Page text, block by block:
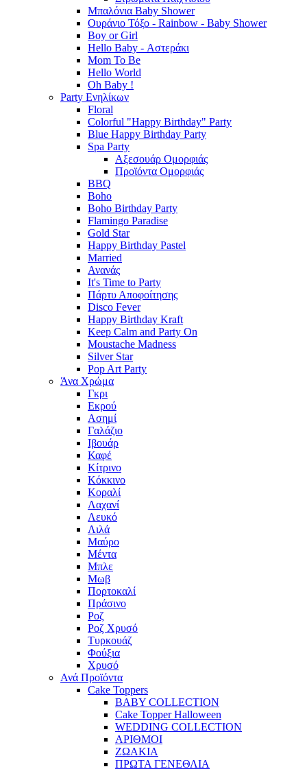
Μπαλόνια Baby Shower
Ουράνιο Τόξο - Rainbow - Baby Shower
Boy or Girl
Hello Baby - Αστεράκι
Mom To Be
Hello World
Oh Baby !
Party Ενηλίκων
Floral
Colorful "Happy Birthday" Party
Blue Happy Birthday Party
Spa Party
Αξεσουάρ Ομορφιάς
Προϊόντα Ομορφιάς
BBQ
Boho
Boho Birthday Party
Flamingo Paradise
Gold Star
Happy Birthday Pastel
Married
Ανανάς
It's Time to Party
Πάρτυ Αποφοίτησης
Disco Fever
Happy Birthday Kraft
Keep Calm and Party On
Moustache Madness
Silver Star
Pop Art Party
Άνα Χρώμα
Γκρι
Εκρού
Ασημί
Γαλάζιο
Ιβουάρ
Καφέ
Κίτρινο
Κόκκινο
Κοραλί
Λαχανί
Λευκό
Λιλά
Μαύρο
Μέντα
Μπλε
Μωβ
Πορτοκαλί
Πράσινο
Ροζ
Ροζ Χρυσό
Τυρκουάζ
Φούξια
Χρυσό
Ανά Προϊόντα
Cake Toppers
BABY COLLECTION
Cake Topper Halloween
WEDDING COLLECTION
ΑΡΙΘΜΟΙ
ΖΩΑΚΙΑ
ΠΡΩΤΑ ΓΕΝΕΘΛΙΑ